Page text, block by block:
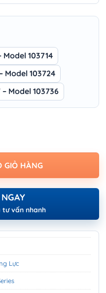
Model 103714
Model 103724
– Model 103736
GIỎ HÀNG
tư vấn nhanh
Lực